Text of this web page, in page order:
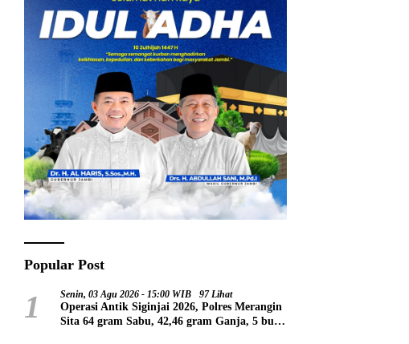
Popular Post
1 Senin, 03 Agu 2026 - 15:00 WIB 97 Lihat
Operasi Antik Siginjai 2026, Polres Merangin
Sita 64 gram Sabu, 42,46 gram Ganja, 5 butir